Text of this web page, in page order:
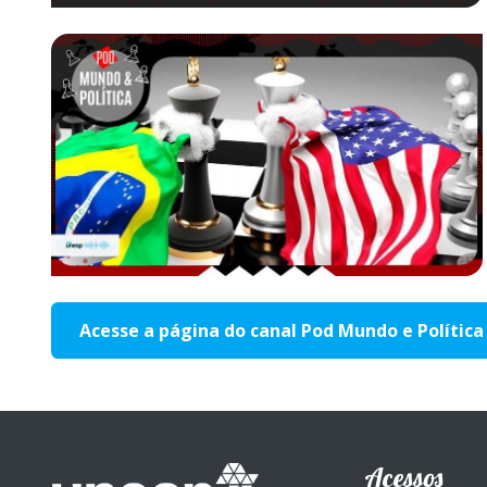
Acesse a página do canal Pod Mundo e Política
Acessos